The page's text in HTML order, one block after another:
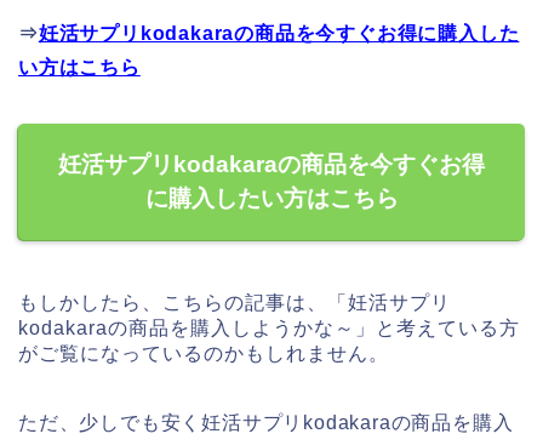
⇒妊活サプリkodakaraの商品を今すぐお得に購入した
い方はこちら
妊活サプリkodakaraの商品を今すぐお得
に購入したい方はこちら
もしかしたら、こちらの記事は、「妊活サプリ
kodakaraの商品を購入しようかな～」と考えている方
がご覧になっているのかもしれません。
ただ、少しでも安く妊活サプリkodakaraの商品を購入